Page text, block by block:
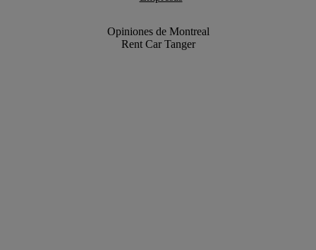
Opiniones de Montreal
Rent Car Tanger